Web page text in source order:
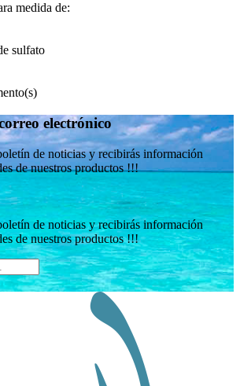
medida de:
sulfato
electrónico
de noticias y recibirás información
de nuestros productos !!!
de noticias y recibirás información
de nuestros productos !!!